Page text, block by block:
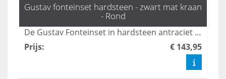
Gustav fonteinset hardsteen - zwart mat kraan
- Rond
De Gustav Fonteinset in hardsteen antraciet biedt een stijlvolle en praktische oplossing voor jouw toiletruimte. Met zijn moderne design en hoogwaardige materialen creëert deze fonteinsset niet alleen een luxe uitstraling, maar ook functionaliteit. Transformeer jouw toilet in een elegante ruimte met deze unieke toevoeging.
Prijs: € 143,95